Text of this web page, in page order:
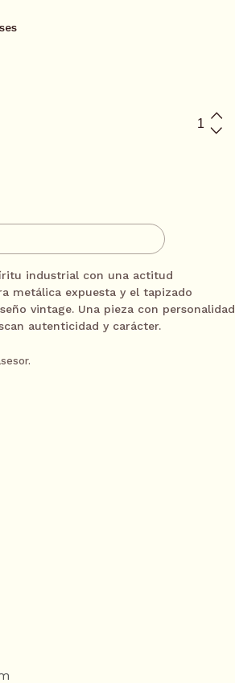
$1619.00/
$1214.25/
industrial con una actitud
metálica expuesta y el tapizado
vintage. Una pieza con personalidad
autenticidad y carácter.